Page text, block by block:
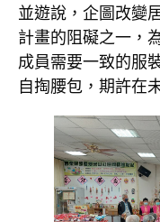
並遊說，企圖改變
計畫的阻礙之一，
成員需要一致的服
自掏腰包，期許在